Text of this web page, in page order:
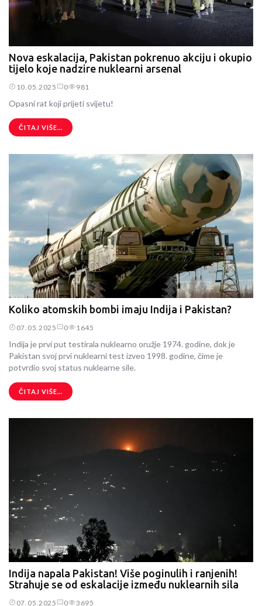
Nova eskalacija, Pakistan pokrenuo akciju i okupio
tijelo koje nadzire nuklearni arsenal
10.05.2025 0 981
Opasni rat koji prijeti svijetu!
ČITAJ VIŠE...
Koliko atomskih bombi imaju Indija i Pakistan?
07.05.2025 0 1645
Indija je prvi put testirala nuklearno oružje 1974. godine, dok je
Pakistan svoj prvi nuklearni test izveo 1998. godine, čime je
potvrdio svoj status nuklearne sile.
ČITAJ VIŠE...
Indija napala Pakistan! Više poginulih i ranjenih!
Strahuje se od eskalacije između nuklearnih sila
07.05.2025 0 3695